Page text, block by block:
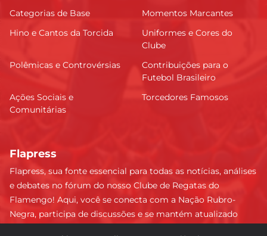
Categorias de Base
Momentos Marcantes
Hino e Cantos da Torcida
Uniformes e Cores do
Clube
Polêmicas e Controvérsias
Contribuições para o
Futebol Brasileiro
Ações Sociais e
Comunitárias
Torcedores Famosos
Flapress
Flapress, sua fonte essencial para todas as notícias, análises
e debates no fórum do nosso Clube de Regatas do
Flamengo! Aqui, você se conecta com a Nação Rubro-
Negra, participa de discussões e se mantém atualizado